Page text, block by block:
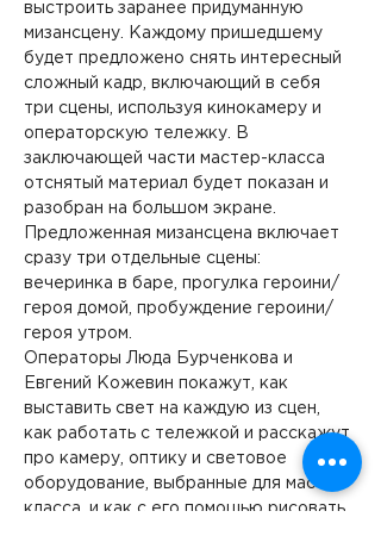
выстроить заранее придуманную
мизансцену. Каждому пришедшему
будет предложено снять интересный
сложный кадр, включающий в себя
три сцены, используя кинокамеру и
операторскую тележку. В
заключающей части мастер-класса
отснятый материал будет показан и
разобран на большом экране.
Предложенная мизансцена включает
сразу три отдельные сцены:
вечеринка в баре, прогулка героини/
героя домой, пробуждение героини/
героя утром.
Операторы Люда Бурченкова и
Евгений Кожевин покажут, как
выставить свет на каждую из сцен,
как работать с тележкой и расскажут
про камеру, оптику и световое
оборудование, выбранные для мастер-
класса, и как с его помощью рисовать